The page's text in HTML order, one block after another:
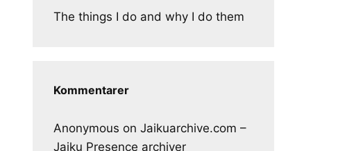
The things I do and why I do them
Kommentarer
Anonymous on Jaikuarchive.com –
Jaiku Presence archiver